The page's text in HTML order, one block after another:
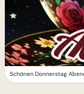
Schönen Donnerstag